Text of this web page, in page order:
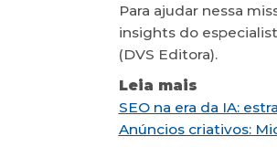
Para ajudar nessa
insights do
(DVS Editora).
Leia mais
SEO na era da IA:
Anúncios criativos: